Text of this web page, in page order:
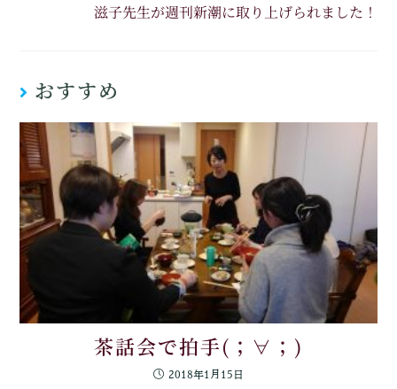
滋子先生が週刊新潮に取り上げられました！
おすすめ
茶話会で拍手(；∀；)
2018年1月15日